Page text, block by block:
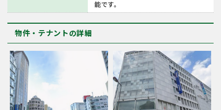
能です。
物件・テナントの詳細